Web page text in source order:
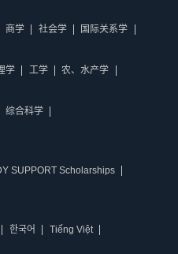
商学 社会学 国际关系学
学 工学 农、水产学
综合科学
SUPPORT Scholarships
한국어
Tiếng Việt